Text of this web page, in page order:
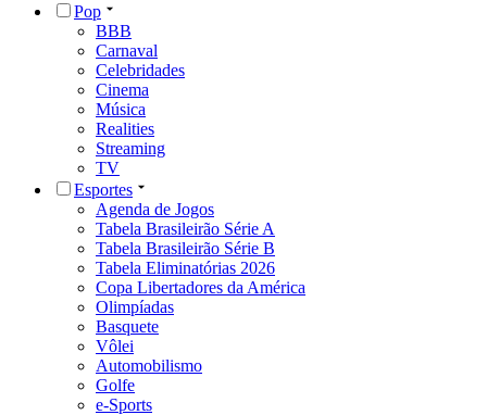
Pop
BBB
Carnaval
Celebridades
Cinema
Música
Realities
Streaming
TV
Esportes
Agenda de Jogos
Tabela Brasileirão Série A
Tabela Brasileirão Série B
Tabela Eliminatórias 2026
Copa Libertadores da América
Olimpíadas
Basquete
Vôlei
Automobilismo
Golfe
e-Sports